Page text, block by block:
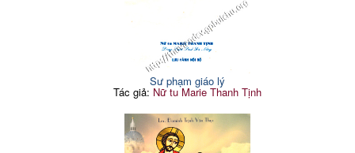
Sư phạm giáo lý
Tác giả: Nữ tu Marie Thanh Tịnh